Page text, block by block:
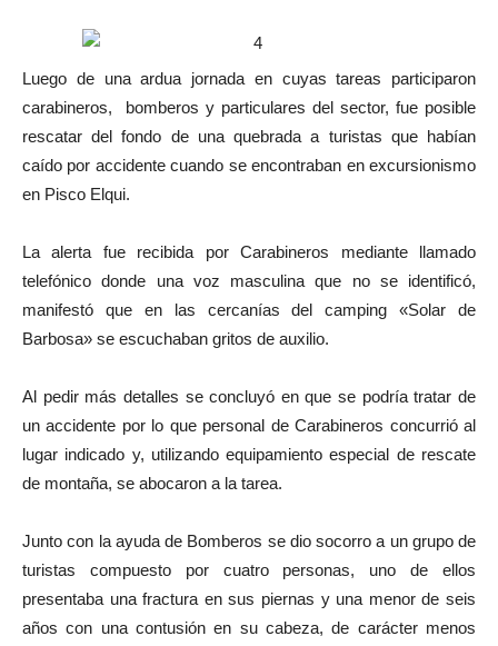
Luego de una ardua jornada en cuyas tareas participaron
carabineros, bomberos y particulares del sector, fue posible
rescatar del fondo de una quebrada a turistas que habían
caído por accidente cuando se encontraban en excursionismo
en Pisco Elqui.
La alerta fue recibida por Carabineros mediante llamado
telefónico donde una voz masculina que no se identificó,
manifestó que en las cercanías del camping «Solar de
Barbosa» se escuchaban gritos de auxilio.
Al pedir más detalles se concluyó en que se podría tratar de
un accidente por lo que personal de Carabineros concurrió al
lugar indicado y, utilizando equipamiento especial de rescate
de montaña, se abocaron a la tarea.
Junto con la ayuda de Bomberos se dio socorro a un grupo de
turistas compuesto por cuatro personas, uno de ellos
presentaba una fractura en sus piernas y una menor de seis
años con una contusión en su cabeza, de carácter menos